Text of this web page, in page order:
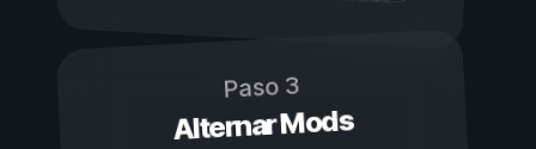
Paso 3
Alternar Mods